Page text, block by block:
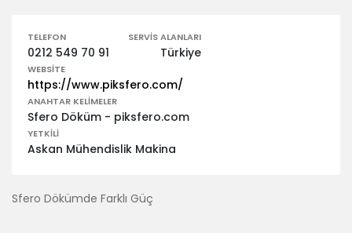
TELEFON
0212 549 70 91
SERVIS ALANLARI
Türkiye
WEBSITE
https://www.piksfero.com/
ANAHTAR KELIMELER
Sfero Döküm - piksfero.com
YETKILI
Askan Mühendislik Makina
Sfero Dökümde Farklı Güç